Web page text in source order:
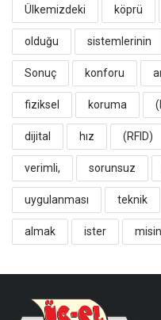
Ülkemizdeki köprü
olduğu sistemlerinin
Sonuç konforu
fiziksel koruma
dijital hız (RFID)
verimli, sorunsuz
uygulanması teknik
almak ister